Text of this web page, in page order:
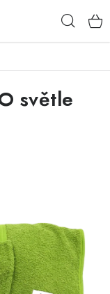
světle